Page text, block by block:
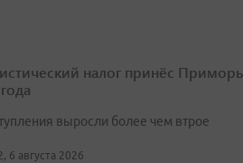
налог принёс
выросли более чем втрое
6 августа 2026